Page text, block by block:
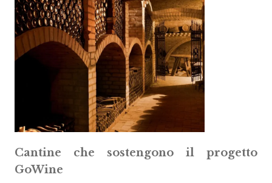
Cantine che sostengono il progetto
GoWine